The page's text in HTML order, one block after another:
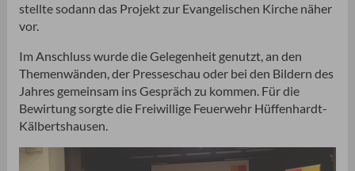
stellte sodann das Projekt zur Evangelischen Kirche näher
vor.
Im Anschluss wurde die Gelegenheit genutzt, an den
Themenwänden, der Presseschau oder bei den Bildern des
Jahres gemeinsam ins Gespräch zu kommen. Für die
Bewirtung sorgte die Freiwillige Feuerwehr Hüffenhardt-
Kälbertshausen.